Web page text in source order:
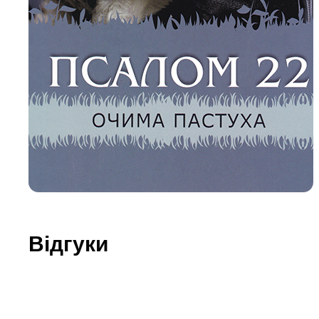
Юдаїзм
Огляд
Відгуки